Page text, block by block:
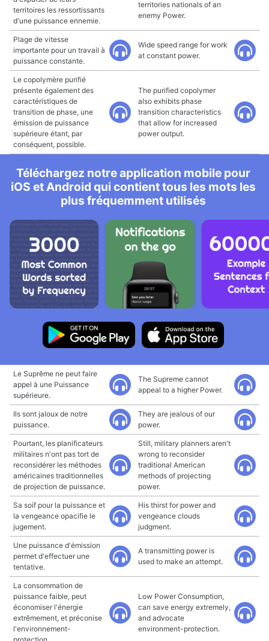
territoires les ressortissants
d'une puissance ennemie.
territories nationals of an
enemy Power.
Plage de vitesse
importante pour un travail à
puissance constante.
Wide speed range for work
at constant power.
Le copolymère purifié
présente également des
caractéristiques de
transition de phase, une
émission de puissance
supérieure étant, par
conséquent, possible.
The purified copolymer
also exhibits phase
transition characteristics
that allow for increased
power output.
Téléchargez notre application mobile pour
iOS et Android qui contient tous les mots les
plus fréquemment utilisés
Le Suprême ne peut faire
appel à une Puissance
supérieure.
The Supreme cannot
appeal to a higher Power.
Ils sont jaloux de notre
puissance.
They are jealous of our
power.
Pourtant, les planificateurs
militaires n'ont pas tort de
reconsidérer les méthodes
américaines traditionnelles
de projection de puissance.
Still, military planners aren't
wrong to reconsider
traditional American
methods of projecting
power.
Sa soif pour la puissance et
la vengeance opacifie le
jugement.
His thirst for power and
vengeance clouds
judgment.
Une puissance d'émission
permet d'effectuer une
tentative.
A transmitting power is
used to make an attempt.
La consommation de
puissance faible, peut
économiser l'énergie
extrêmement, et préconise
l'environnement-
Low Power Consumption,
can save energy extremely,
and advocate
environment-protection.